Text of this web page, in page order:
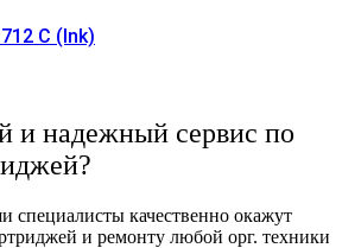
С (Ink)
и надежный сервис по
специалисты качественно окажут
и ремонту любой орг. техники